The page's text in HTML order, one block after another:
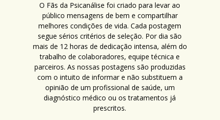
O Fãs da Psicanálise foi criado para levar ao
público mensagens de bem e compartilhar
melhores condições de vida. Cada postagem
segue sérios critérios de seleção. Por dia são
mais de 12 horas de dedicação intensa, além do
trabalho de colaboradores, equipe técnica e
parceiros. As nossas postagens são produzidas
com o intuito de informar e não substituem a
opinião de um profissional de saúde, um
diagnóstico médico ou os tratamentos já
prescritos.